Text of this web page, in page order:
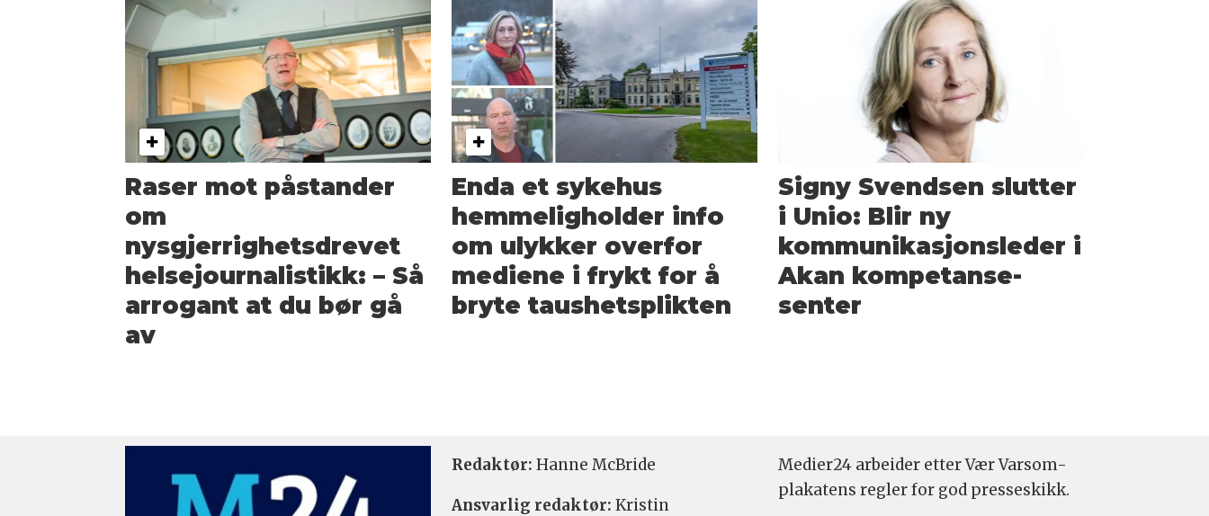
Raser mot påstander
om
nysgjerrighetsdrevet
helsejournalistikk: – Så
arrogant at du bør gå
av
Enda et sykehus
hemmeligholder info
om ulykker overfor
mediene i frykt for å
bryte taushetsplikten
Signy Svendsen slutter
i Unio: Blir ny
kommunikasjons­leder i
Akan kompetanse­
senter
Redaktør: Hanne McBride
Ansvarlig redaktør: Kristin
Medier24 arbeider etter Vær Varsom-
plakatens regler for god presseskikk.